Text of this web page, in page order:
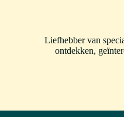
Liefhebber van
ontdekken,